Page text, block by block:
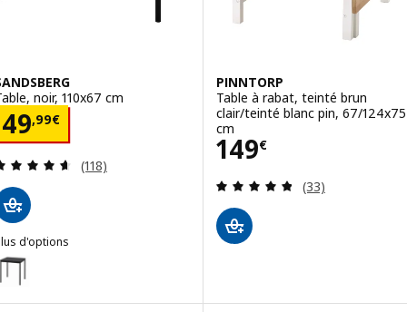
noir, 110x67 cm
49,99€
49,99€
Révision: 4.6 hors de 5 étoiles. Nombre total de
(118)
d'options
: SANDSBERG, Table, noir, 67x67 cm
PINNTORP
Table à rabat, teinté brun
clair/teinté blanc pin, 67/124x75
cm
149€
Prix 149€
Révision: 4.8
(33)